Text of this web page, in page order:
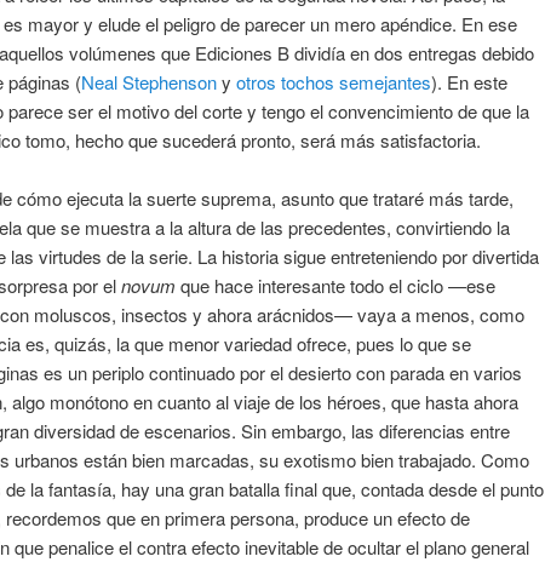
mayor y elude el peligro de parecer un mero apéndice. En ese
volúmenes que Ediciones B dividía en dos entregas debido
páginas (Neal Stephensony otros tochos semejantes). En este
parece ser el motivo del corte y tengo el convencimiento de que la
tomo, hecho que sucederá pronto, será más satisfactoria.
cómo ejecuta la suerte suprema, asunto que trataré más tarde,
que se muestra a la altura de las precedentes, convirtiendo la
las virtudes de la serie. La historia sigue entreteniendo por divertida
por elnovum que hace interesante todo el ciclo —ese
moluscos, insectos y ahora arácnidos— vaya a menos, como
es, quizás, la que menor variedad ofrece, pues lo que se
es un periplo continuado por el desierto con parada en varios
algo monótono en cuanto al viaje de los héroes, que hasta ahora
diversidad de escenarios. Sin embargo, las diferencias entre
urbanos están bien marcadas, su exotismo bien trabajado. Como
la fantasía, hay una gran batalla final que, contada desde el punto
que en primera persona, produce un efecto de
que penalice el contra efecto inevitable de ocultar el plano general